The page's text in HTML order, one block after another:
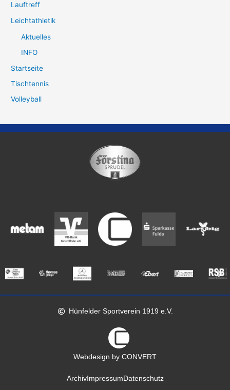
Lauftreff
Leichtathletik
Aktuelles
INFO
Startseite
Tischtennis
Volleyball
Hünfelder Sportverein 1919 e.V.
Webdesign by CONVERT
ArchivImpressum Datenschutz